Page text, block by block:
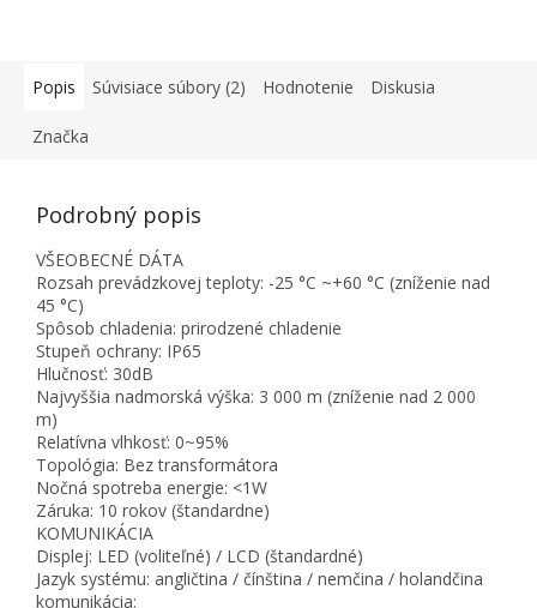
Popis Súvisiace súbory (2) Hodnotenie Diskusia
Značka
Podrobný popis
VŠEOBECNÉ DÁTA
Rozsah prevádzkovej teploty: -25 °C ~+60 °C (zníženie nad
45 °C)
Spôsob chladenia: prirodzené chladenie
Stupeň ochrany: IP65
Hlučnosť: 30dB
Najvyššia nadmorská výška: 3 000 m (zníženie nad 2 000
m)
Relatívna vlhkosť: 0~95%
Topológia: Bez transformátora
Nočná spotreba energie: <1W
Záruka: 10 rokov (štandardne)
KOMUNIKÁCIA
Displej: LED (voliteľné) / LCD (štandardné)
Jazyk systému: angličtina / čínština / nemčina / holandčina
komunikácia: